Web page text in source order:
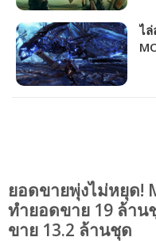
ไล่
ยอดขายพุ่งไม่หยุด!
ทำยอดขาย 19 ล้าน
ขาย 13.2 ล้านชุด